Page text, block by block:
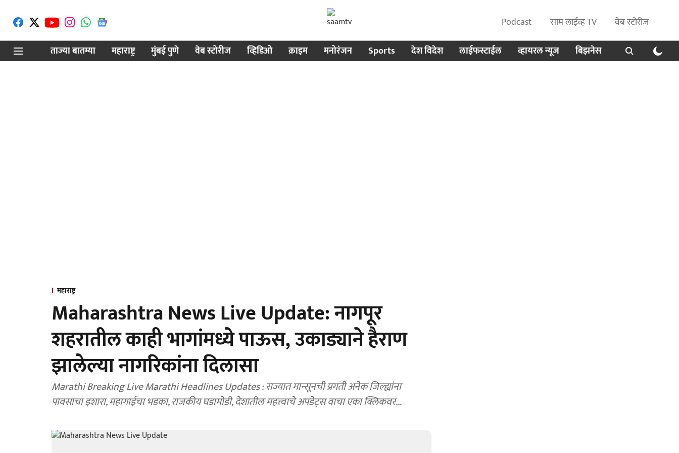
Podcast साम लाईव्ह TV
वेब स्टोरीज
ताज्या बातम्या
महाराष्ट्र मुंबई पुणे वेब स्टोरीज व्हिडिओ क्राइम मनोरंजन Sports देश विदेश लाईफस्टाईल व्हायरल न्यूज बिझनेस
महाराष्ट्र
Maharashtra News Live Update: नागपूर
शहरातील काही भागांमध्ये पाऊस, उकाड्याने हैराण
झालेल्या नागरिकांना दिलासा
Marathi Breaking Live Marathi Headlines Updates : राज्यात मान्सूनची प्रगती अनेक जिल्ह्यांना
पावसाचा इशारा, महागाईचा भडका, राजकीय घडामोडी, देशातील महत्त्वाचे अपडेट्स वाचा एका क्लिकवर...